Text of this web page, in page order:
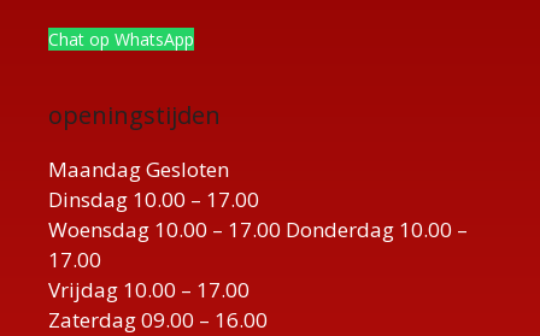
Chat op WhatsApp
openingstijden
Maandag Gesloten
Dinsdag 10.00 – 17.00
Woensdag 10.00 – 17.00 Donderdag 10.00 –
17.00
Vrijdag 10.00 – 17.00
Zaterdag 09.00 – 16.00